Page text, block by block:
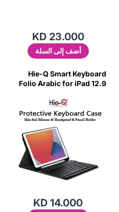
KD 23.000
أضف إلى السلة
Hie-Q Smart Keyboard
Folio Arabic for iPad 12.9
KD 14.000